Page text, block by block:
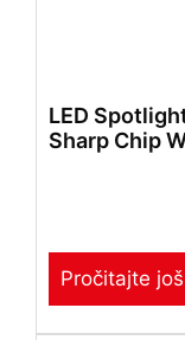
LED
Sharp Chip
Pročitajte još